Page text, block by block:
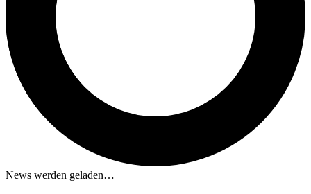
News werden geladen…